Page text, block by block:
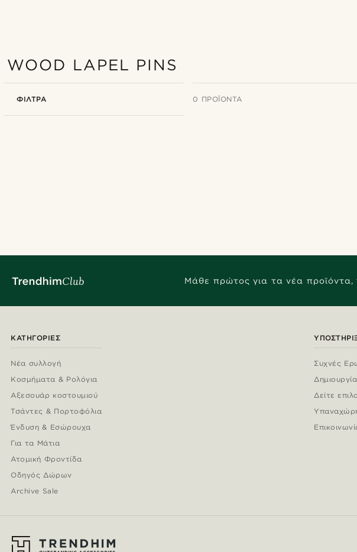
WOOD LAPEL PINS
ΦΊΛΤΡΑ 0 ΠΡΟΪΌΝΤΑ
Μάθε πρώτος για τα νέα προϊόντα,
ΚΑΤΗΓΟΡΊΕΣ
Νέα συλλογή
Κοσμήματα & Ρολόγια
Αξεσουάρ κοστουμιού
Τσάντες & Πορτοφόλια
Ένδυση & Εσώρουχα
Για τα Μάτια
Ατομική Φροντίδα
Οδηγός Δώρων
Archive Sale
Συχνές
Δείτε